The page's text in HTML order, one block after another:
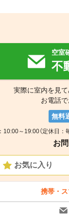
空室
不
実際に室内を見
お電話
無料
10:00～19:00（定休日：
お
お気に入り
携帯・